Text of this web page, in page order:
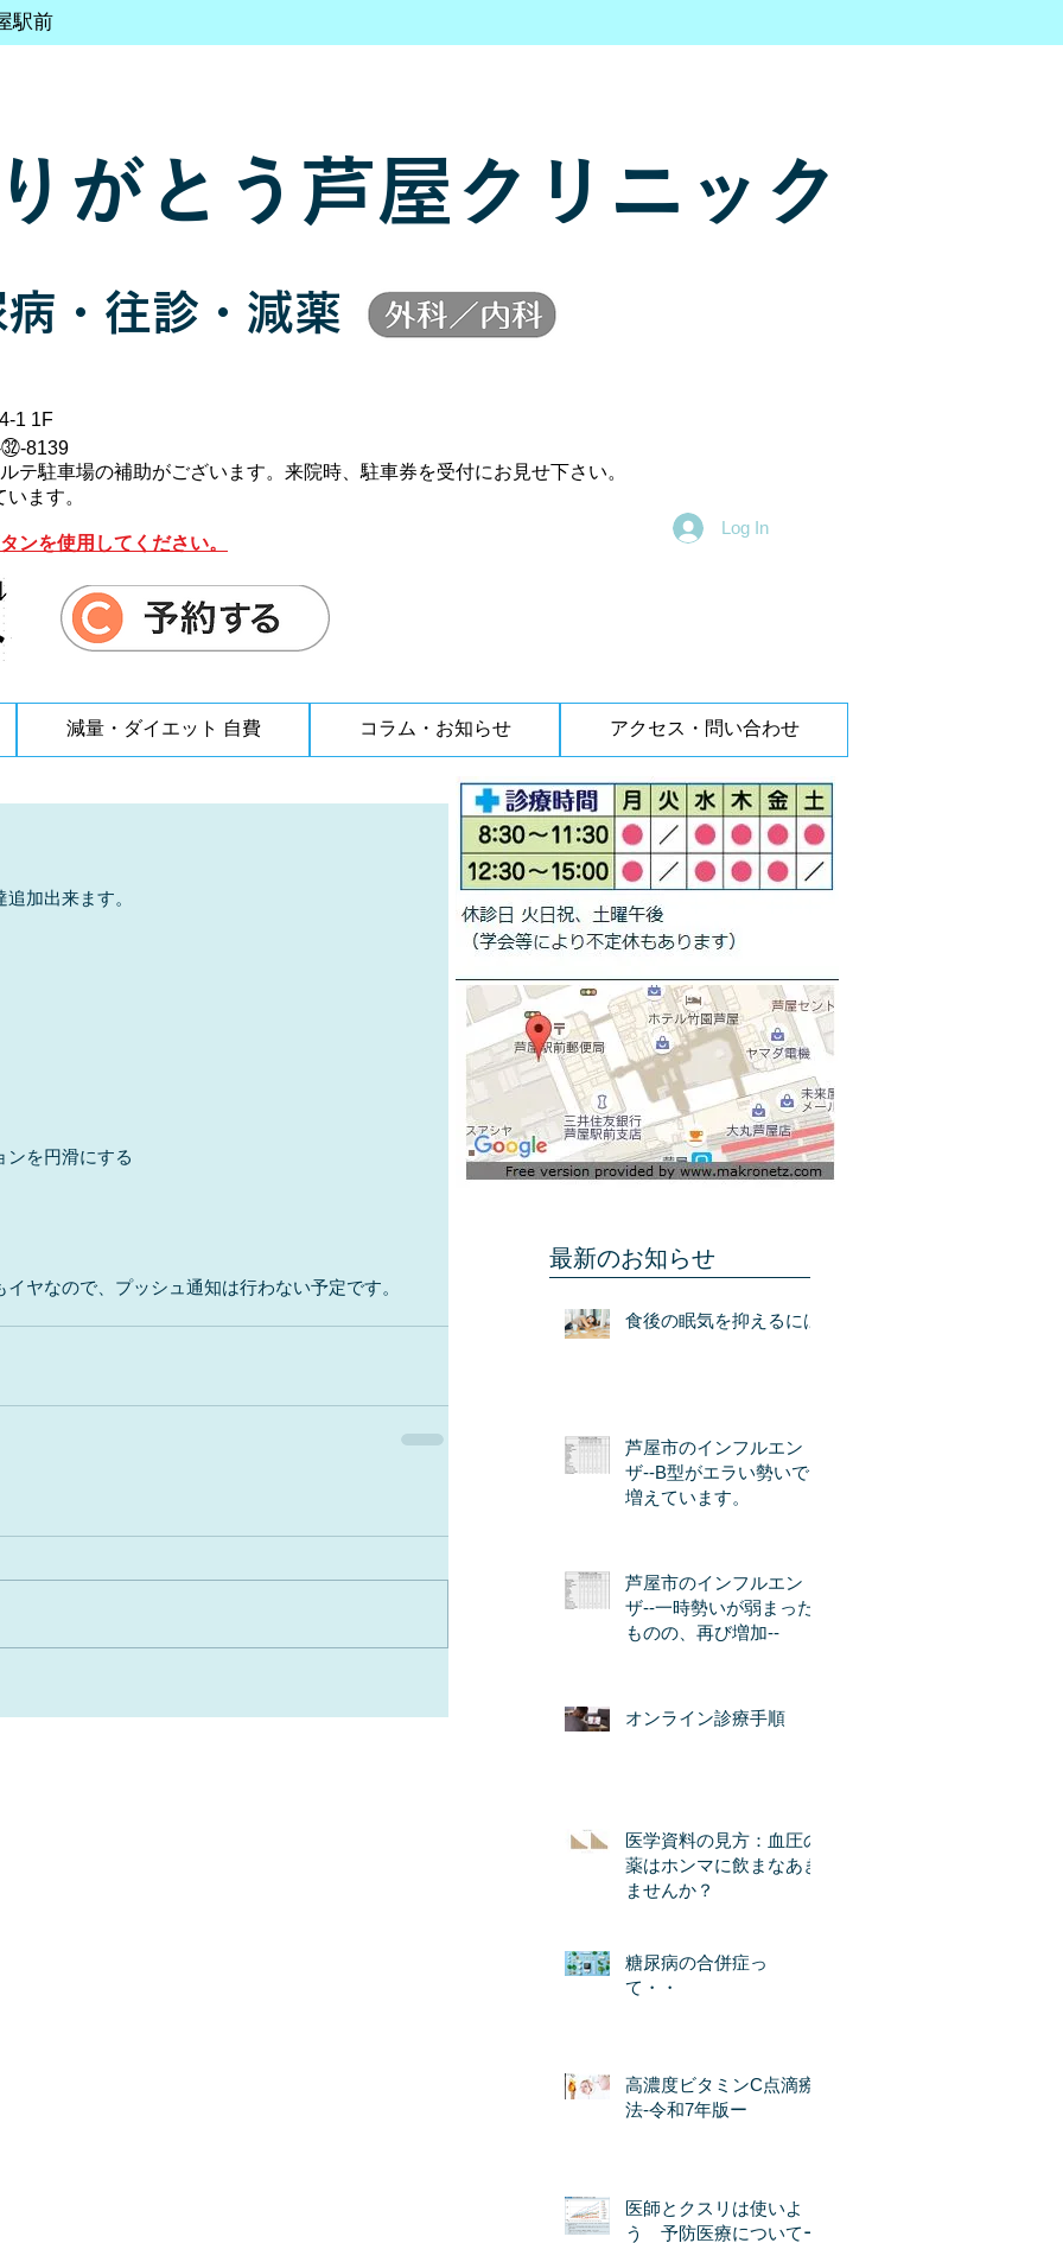
駅前
がとう芦屋クリニック
・往診・減薬
Log In
1 1F
-8139
テ駐車場の補助がございます。来院時、駐車券を受付にお見せ下さい。
ます。
ンを使用してください。
減量・ダイエット 自費 コラム・お知らせ アクセス・問い合わせ
加出来ます。
ンを円滑にする
ヤなので、プッシュ通知は行わない予定です。
最新のお知らせ
食後の眠気を抑えるには
芦屋市のインフルエン
ザ--B型がエラい勢いで
増えています。
芦屋市のインフルエン
ザ--一時勢いが弱まった
ものの、再び増加--
オンライン診療手順
医学資料の見方：血圧の
薬はホンマに飲まなあき
ませんか？
糖尿病の合併症っ
て・・
高濃度ビタミンC点滴療
法-令和7年版ー
医師とクスリは使いよ
う 予防医療についてー